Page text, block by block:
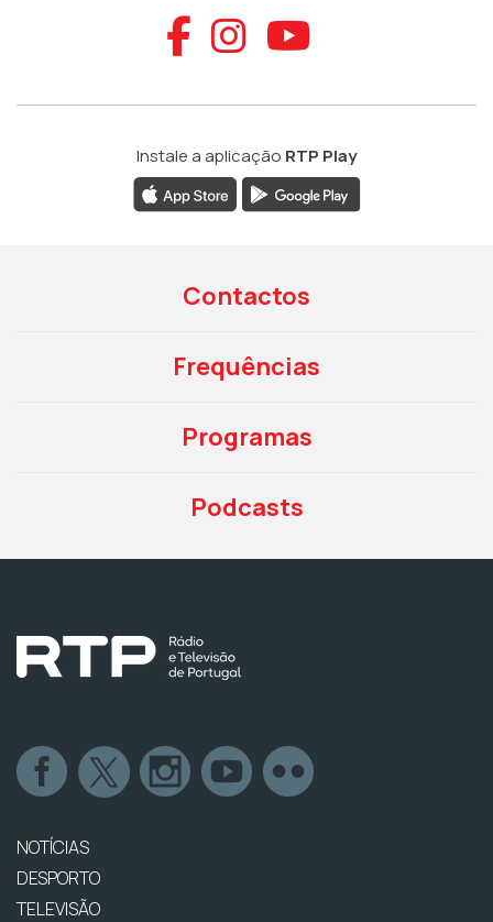
Aceder ao
Aceder ao
Aceder
Instale a aplicação RTP Play
Contactos
Frequências
Programas
Podcasts
NOTÍCIAS
DESPORTO
TELEVISÃO